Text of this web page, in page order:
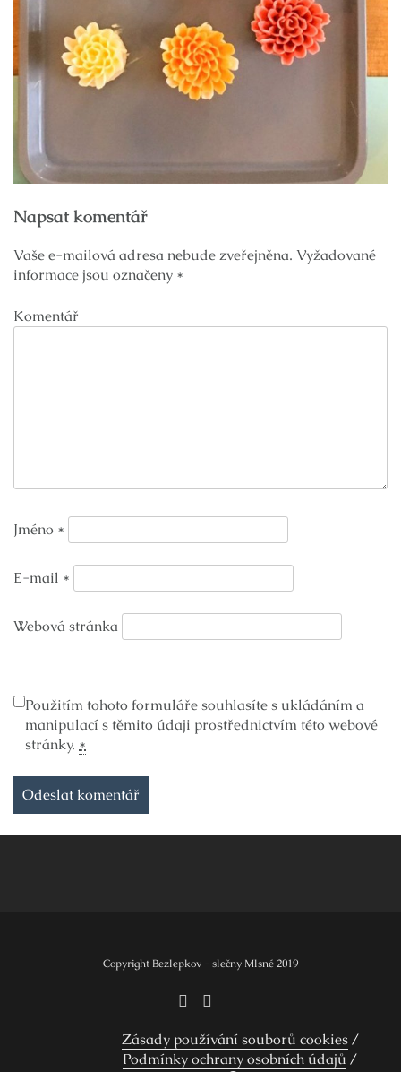
pro
příspěvek
Napsat komentář
Vaše e-mailová adresa nebude zveřejněna. Vyžadované
informace jsou označeny *
Komentář
Jméno *
E-mail *
Webová stránka
Použitím tohoto formuláře souhlasíte s ukládáním a
manipulací s těmito údaji prostřednictvím této webové
stránky. *
Copyright Bezlepkov - slečny Mlsné 2019
Zásady používání souborů cookies
Podmínky ochrany osobních údajů